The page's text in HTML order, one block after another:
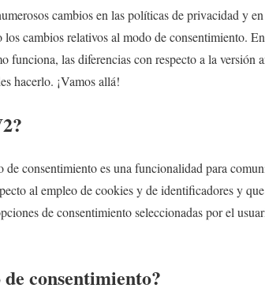
cambios en las políticas de privacidad y
cambios relativos al modo de consentimiento.
funciona, las diferencias con respecto a la versión
hacerlo. ¡Vamos allá!
de consentimiento es una funcionalidad para
al empleo de cookies y de identificadores y
de consentimiento seleccionadas por el
consentimiento?